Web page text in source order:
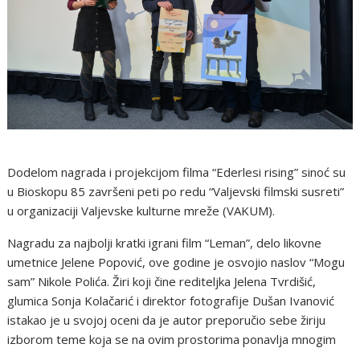
Dodelom nagrada i projekcijom filma “Ederlesi rising” sinoć su
u Bioskopu 85 završeni peti po redu “Valjevski filmski susreti”
u organizaciji Valjevske kulturne mreže (VAKUM).
Nagradu za najbolji kratki igrani film “Leman”, delo likovne
umetnice Jelene Popović, ove godine je osvojio naslov “Mogu
sam” Nikole Polića. Žiri koji čine rediteljka Jelena Tvrdišić,
glumica Sonja Kolačarić i direktor fotografije Dušan Ivanović
istakao je u svojoj oceni da je autor preporučio sebe žiriju
izborom teme koja se na ovim prostorima ponavlja mnogim